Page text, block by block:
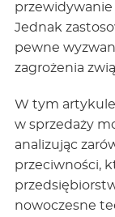
Jednak
pewne
zagrożenia
W tym
w sprzedaży
analizując
przeciwności,
nowoczesne